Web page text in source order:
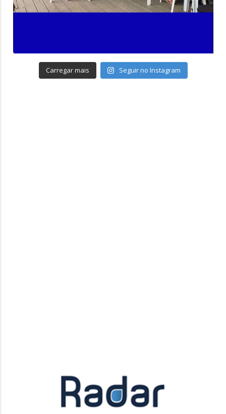
Carregar mais Seguir no Instagram